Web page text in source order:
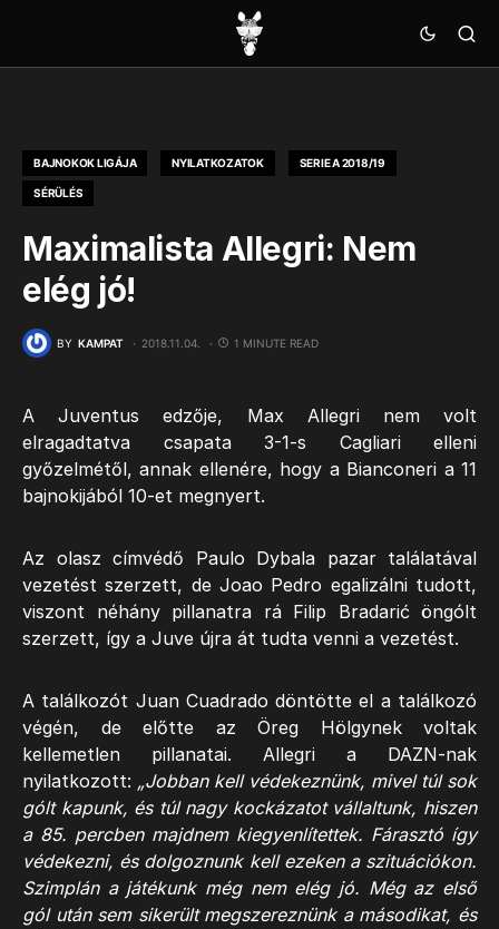
BAJNOKOK LIGÁJA NYILATKOZATOK SERIE A 2018/19
SÉRÜLÉS
Maximalista Allegri: Nem
elég jó!
BY KAMPAT 2018.11.04. 1 MINUTE READ
A Juventus edzője, Max Allegri nem volt
elragadtatva csapata 3-1-s Cagliari elleni
győzelmétől, annak ellenére, hogy a Bianconeri a 11
bajnokijából 10-et megnyert.
Az olasz címvédő Paulo Dybala pazar találatával
vezetést szerzett, de Joao Pedro egalizálni tudott,
viszont néhány pillanatra rá Filip Bradarić öngólt
szerzett, így a Juve újra át tudta venni a vezetést.
A találkozót Juan Cuadrado döntötte el a találkozó
végén, de előtte az Öreg Hölgynek voltak
kellemetlen pillanatai. Allegri a DAZN-nak
nyilatkozott: „Jobban kell védekeznünk, mivel túl sok
gólt kapunk, és túl nagy kockázatot vállaltunk, hiszen
a 85. percben majdnem kiegyenlítettek. Fárasztó így
védekezni, és dolgoznunk kell ezeken a szituációkon.
Szimplán a játékunk még nem elég jó. Még az első
gól után sem sikerült megszereznünk a másodikat, és